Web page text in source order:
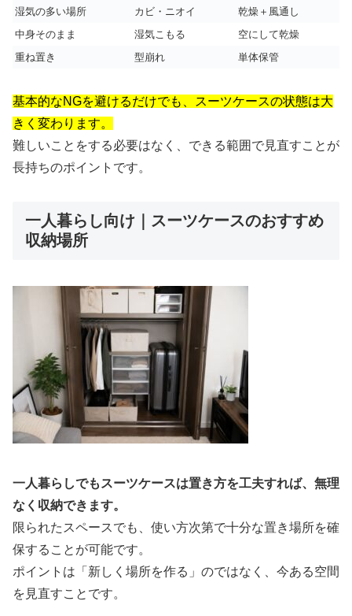
湿気の多い場所
カビ・ニオイ
乾燥＋風通し
中身そのまま
湿気こもる
空にして乾燥
重ね置き
型崩れ 単体保管
基本的なNGを避けるだけでも、スーツケースの状態は大
きく変わります。
難しいことをする必要はなく、できる範囲で見直すことが
長持ちのポイントです。
一人暮らし向け｜スーツケースのおすすめ
収納場所
一人暮らしでもスーツケースは置き方を工夫すれば、無理
なく収納できます。
限られたスペースでも、使い方次第で十分な置き場所を確
保することが可能です。
ポイントは「新しく場所を作る」のではなく、今ある空間
を見直すことです。